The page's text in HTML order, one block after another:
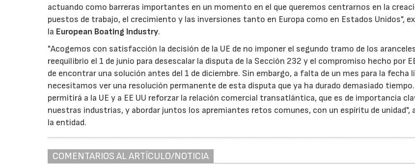
actuando como barreras importantes en un momento en el que queremos centrarnos en la
puestos de trabajo, el crecimiento y las inversiones tanto en Europa como en Estados Unidos",
la European Boating Industry.
"Acogemos con satisfacción la decisión de la UE de no imponer el segundo tramo de los
reequilibrio el 1 de junio para desescalar la disputa de la Sección 232 y el compromiso hecho por
de encontrar una solución antes del 1 de diciembre. Sin embargo, a falta de un mes para la fecha
necesitamos ver una resolución permanente de esta disputa que ya ha durado demasiado
permitirá a la UE y a EE UU reforzar la relación comercial transatlántica, que es de importancia
nuestras industrias, y abordar juntos los apremiantes retos comunes, con un espíritu de unidad",
la entidad.
COMENTARIOS AL ARTÍCULO/NOTICIA